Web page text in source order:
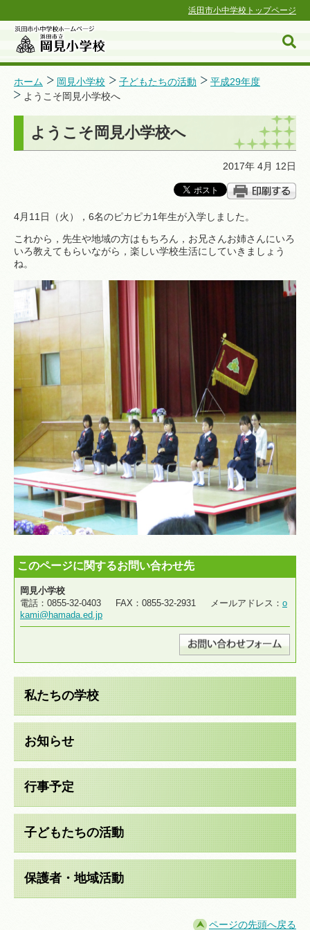
浜田市小中学校トップページ
浜田市小中学校ホームページ
ホーム 岡見小学校 子どもたちの活動
平成29年度
ようこそ岡見小学校へ
ようこそ岡見小学校へ
2017年 4月 12日
4月11日（火），6名のピカピカ1年生が入学しました。
これから，先生や地域の方はもちろん，お兄さんお姉さんにいろ
いろ教えてもらいながら，楽しい学校生活にしていきましょう
ね。
このページに関するお問い合わせ先
岡見小学校
電話：0855-32-0403 FAX：0855-32-2931 メールアドレス： o
kami@hamada.ed.jp
私たちの学校
お知らせ
行事予定
子どもたちの活動
保護者・地域活動
ページの先頭へ戻る